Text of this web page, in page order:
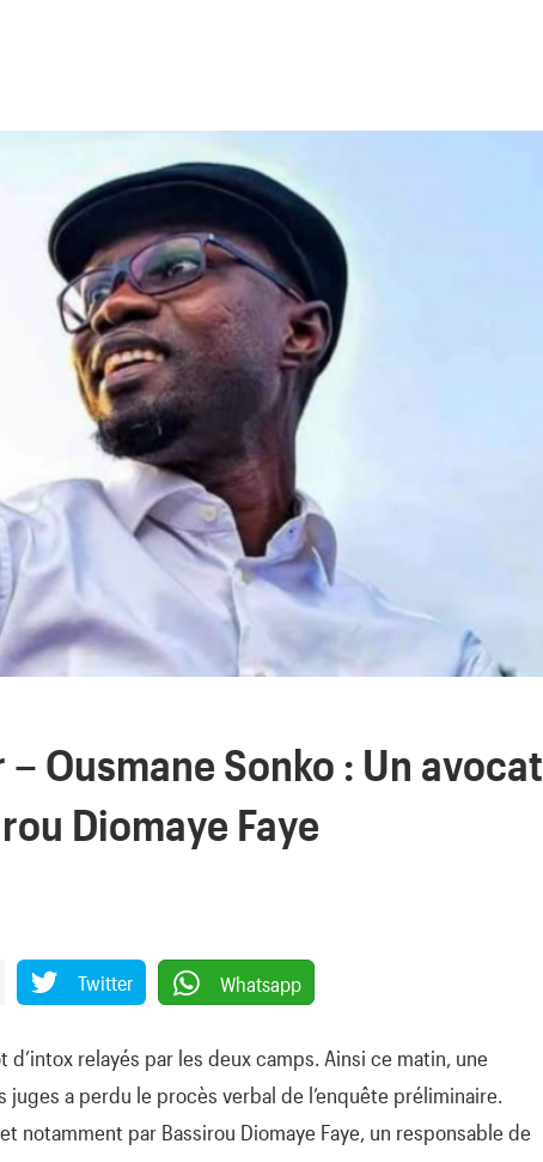
Ousmane Sonko : Un avocat
Diomaye Faye
Twitter Whatsapp
d’intox relayés par les deux camps. Ainsi ce matin, une
a perdu le procès verbal de l’enquête préliminaire.
notamment par Bassirou Diomaye Faye, un responsable de